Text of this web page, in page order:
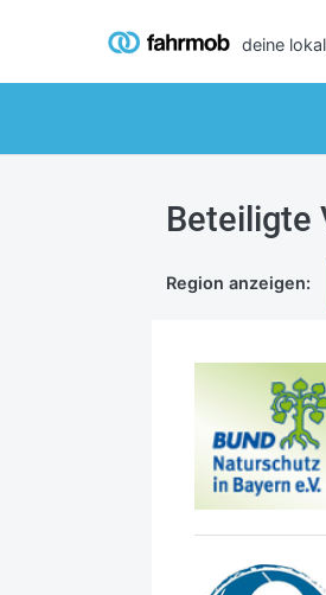
deine
Beteiligte
Region anzeigen: